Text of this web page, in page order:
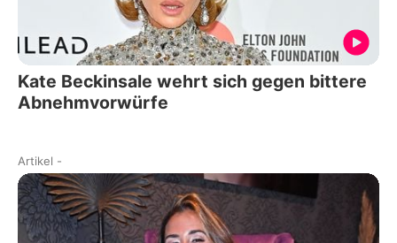
Kate Beckinsale wehrt sich gegen bittere
Abnehmvorwürfe
Artikel -